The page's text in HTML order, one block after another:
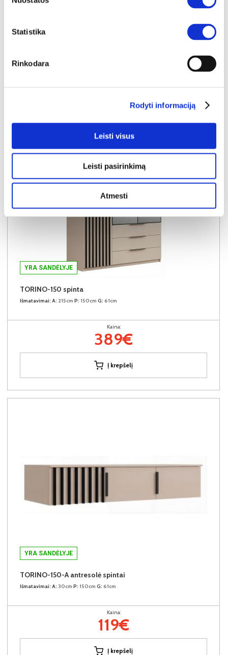
Statistika
Rinkodara
Rodyti informaciją
Leisti visus
Leisti pasirinkimą
Atmesti
TORINO-140 lova
YRA SANDĖLYJE
TORINO-150 spinta
Išmatavimai: A: 215cm P: 150cm G: 61cm
Kaina:
389€
Į krepšelį
YRA SANDĖLYJE
TORINO-150-A antresolė spintai
Išmatavimai: A: 30cm P: 150cm G: 61cm
Kaina:
119€
Į krepšelį